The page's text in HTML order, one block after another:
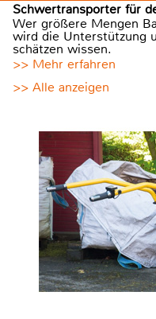
Schwertransporter für
Wer größere Mengen
wird die Unterstützung
schätzen wissen.
>> Mehr erfahren
>> Alle anzeigen